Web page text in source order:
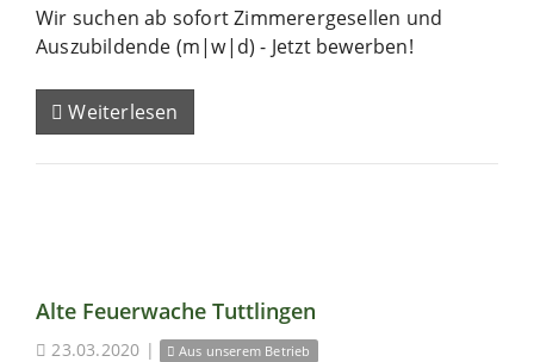
Wir suchen ab sofort Zimmerergesellen und
Auszubildende (m|w|d) - Jetzt bewerben!
Weiterlesen
Alte Feuerwache Tuttlingen
23.03.2020 | Aus unserem Betrieb